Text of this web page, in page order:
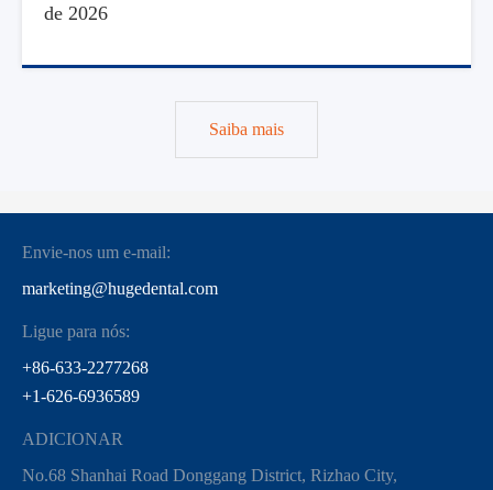
de 2026
Saiba mais
Envie-nos um e-mail:
marketing@hugedental.com
Ligue para nós:
+86-633-2277268
+1-626-6936589
ADICIONAR
No.68 Shanhai Road Donggang District, Rizhao City,